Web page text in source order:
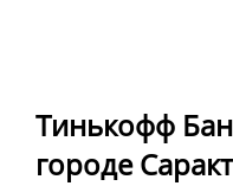
Тинькофф
городе